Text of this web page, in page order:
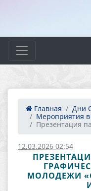
Главная
Дни
Мероприятия в
Презентация
12.03.2026 02:54
МОЛОДЕЖИ